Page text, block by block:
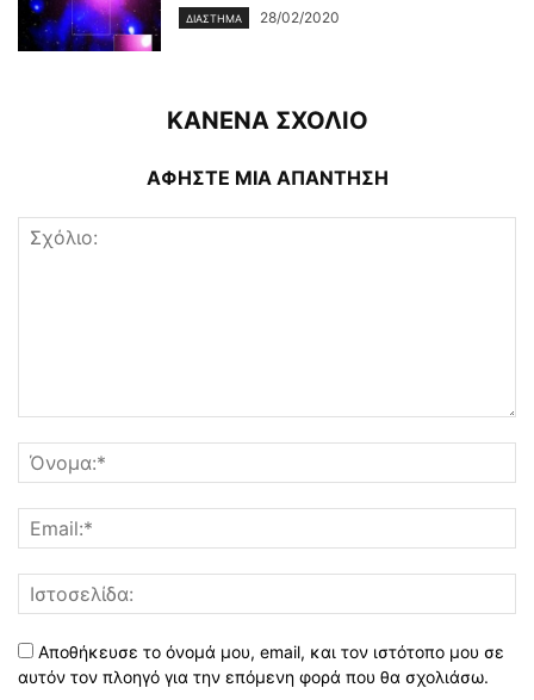
ΔΙΆΣΤΗΜΑ 28/02/2020
ΚΑΝΕΝΑ ΣΧΟΛΙΟ
ΑΦΗΣΤΕ ΜΙΑ ΑΠΑΝΤΗΣΗ
Αποθήκευσε το όνομά μου, email, και τον ιστότοπο μου σε
αυτόν τον πλοηγό για την επόμενη φορά που θα σχολιάσω.